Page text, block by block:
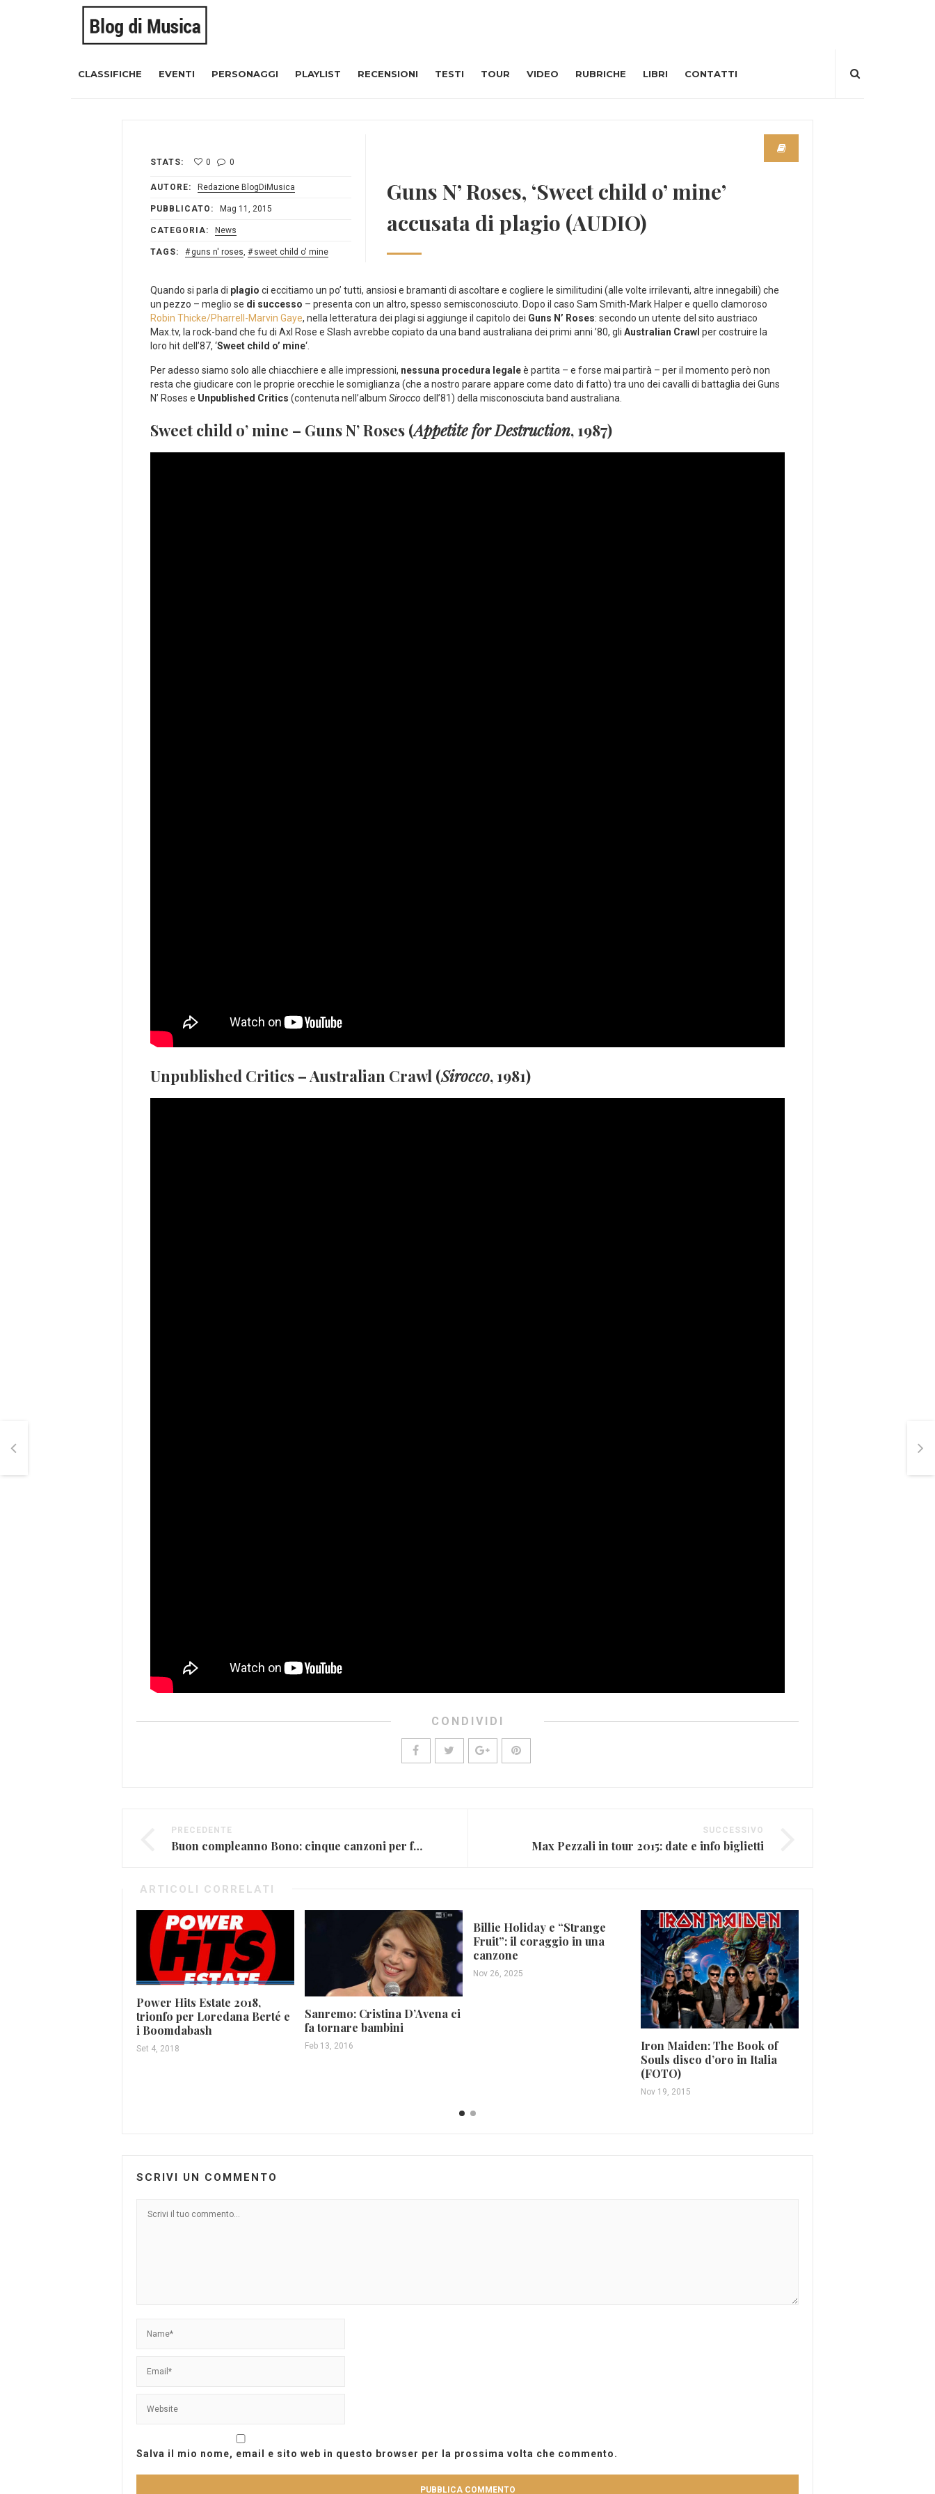
CLASSIFICHE EVENTI PERSONAGGI PLAYLIST RECENSIONI TESTI TOUR VIDEO RUBRICHE LIBRI CONTATTI
STATS: 0 0
AUTORE: Redazione BlogDiMusica
PUBBLICATO: Mag 11, 2015
CATEGORIA: News
TAGS: guns n' roses, sweet child o' mine
Guns N’ Roses, ‘Sweet child o’ mine’
accusata di plagio (AUDIO)
Quando si parla di plagio ci eccitiamo un po’ tutti, ansiosi e bramanti di ascoltare e cogliere le similitudini (alle volte irrilevanti, altre innegabili) che
un pezzo – meglio se di successo – presenta con un altro, spesso semisconosciuto. Dopo il caso Sam Smith-Mark Halper e quello clamoroso
Robin Thicke/Pharrell-Marvin Gaye, nella letteratura dei plagi si aggiunge il capitolo dei Guns N’ Roses: secondo un utente del sito austriaco
Max.tv, la rock-band che fu di Axl Rose e Slash avrebbe copiato da una band australiana dei primi anni ’80, gli Australian Crawl per costruire la
loro hit dell’87, ‘Sweet child o’ mine‘.
Per adesso siamo solo alle chiacchiere e alle impressioni, nessuna procedura legaleè partita – e forse mai partirà – per il momento però non
resta che giudicare con le proprie orecchie le somiglianza (che a nostro parare appare come dato di fatto) tra uno dei cavalli di battaglia dei Guns
N’ Roses e Unpublished Critics (contenuta nell’album Sirocco dell’81) della misconosciuta band australiana.
Sweet child o’ mine – Guns N’ Roses (Appetite for Destruction, 1987)
Unpublished Critics – Australian Crawl (Sirocco, 1981)
CONDIVIDI
PRECEDENTE
Buon compleanno Bono: cinque canzoni per festeggiarlo
SUCCESSIVO
Max Pezzali in tour 2015: date e info biglietti
ARTICOLI CORRELATI
Power Hits Estate 2018,
trionfo per Loredana Berté e
i Boomdabash
Set 4, 2018
Sanremo: Cristina D’Avena ci
fa tornare bambini
Feb 13, 2016
Billie Holiday e “Strange
Fruit”: il coraggio in una
canzone
Nov 26, 2025
Iron Maiden: The Book of
Souls disco d’oro in Italia
(FOTO)
Nov 19, 2015
SCRIVI UN COMMENTO
Salva il mio nome, email e sito web in questo browser per la prossima volta che commento.